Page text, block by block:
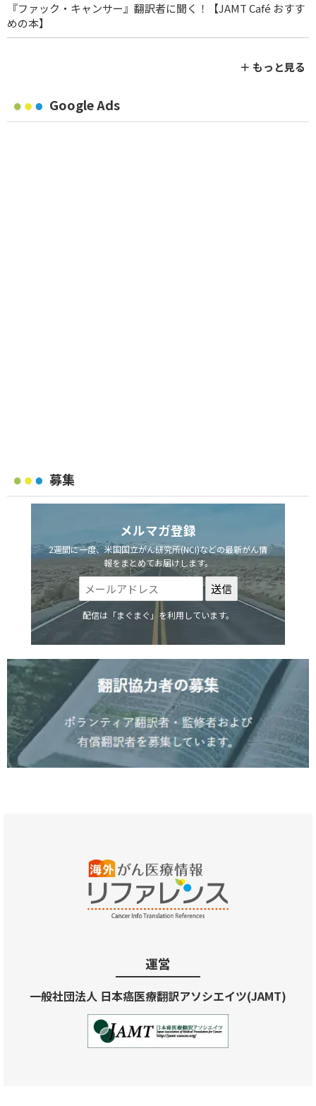
『ファック・キャンサー』翻訳者に聞く！【JAMT Café おすす
めの本】
＋ もっと見る
Google Ads
募集
メルマガ登録
2週間に一度、米国国立がん研究所(NCI)などの最新がん情
報をまとめてお届けします。
配信は「まぐまぐ」を利用しています。
運営
一般社団法人 日本癌医療翻訳アソシエイツ(JAMT)